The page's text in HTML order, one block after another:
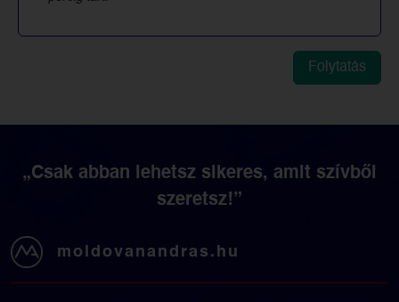
moldovanandras.hu
„Csak abban lehetsz sikeres, amit szívből
szeretsz!”